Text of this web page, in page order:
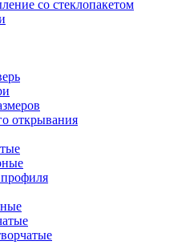
со стеклопакетом
открывания